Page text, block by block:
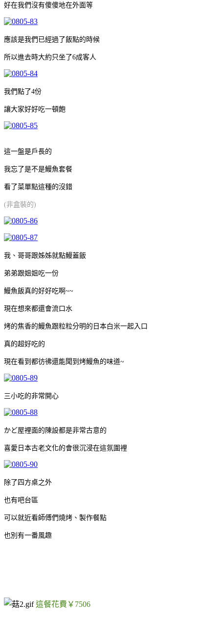
好在我們沒有傻傻地在外面等
應該是我們已經過了飯點的時候
所以進去時大約只坐了6成客人
我們點了4份
讓大家好好吃一頓飽
這一盤是戶長的
我忘了是不是鰻魚套餐
看了菜單點這種的沒錯
(非盒裝的)
我、哥哥跟姊姊就點鰻蓋飯
弟弟跟姐姐吃一份
鰻魚飯真的好好吃啊~~
現在想來都還會流口水
烤的焦香的鰻魚跟粒粒分明的日本白米一起入口
真的超好吃的
現在看到都彷彿還能聞到烤鰻魚的味道~
三小吃的非常開心
かど屋裡面的陳設都是非常古意的
喜愛日本古老文化的會很沉浸在這氛圍裡
除了四方桌之外
也有吧台區
可以就近看師傅們燒烤、製作餐點
也別有一番風趣
這餐花費￥7506